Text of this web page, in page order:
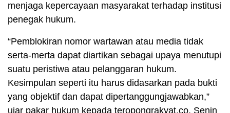
menjaga kepercayaan masyarakat terhadap institusi
penegak hukum.
“Pemblokiran nomor wartawan atau media tidak
serta-merta dapat diartikan sebagai upaya menutupi
suatu peristiwa atau pelanggaran hukum.
Kesimpulan seperti itu harus didasarkan pada bukti
yang objektif dan dapat dipertanggungjawabkan,”
ujar pakar hukum kepada teropongrakyat.co, Senin